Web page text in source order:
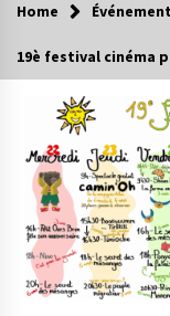
Home
19è festival cinéma